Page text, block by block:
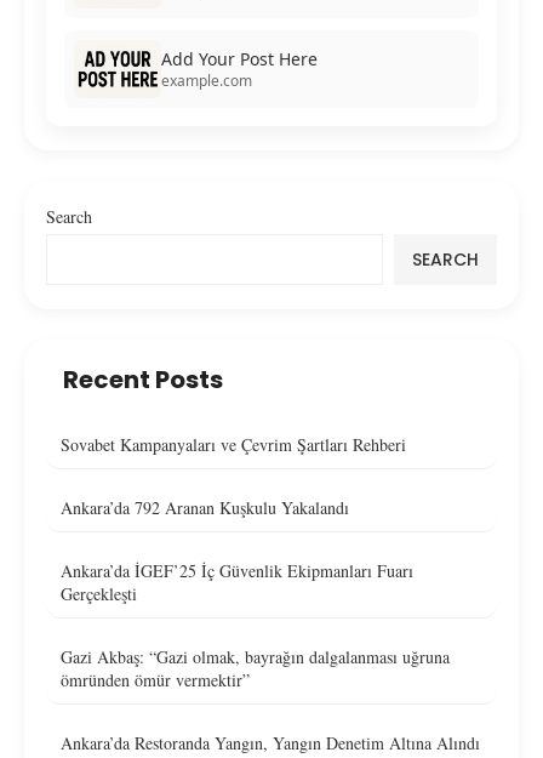
Add Your Post Here
example.com
Search
SEARCH
Recent Posts
Sovabet Kampanyaları ve Çevrim Şartları Rehberi
Ankara’da 792 Aranan Kuşkulu Yakalandı
Ankara’da İGEF’25 İç Güvenlik Ekipmanları Fuarı
Gerçekleşti
Gazi Akbaş: “Gazi olmak, bayrağın dalgalanması uğruna
ömründen ömür vermektir”
Ankara’da Restoranda Yangın, Yangın Denetim Altına Alındı